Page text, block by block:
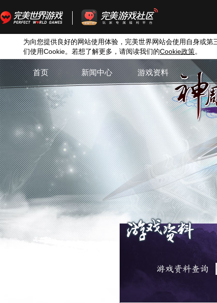
为向您提供良好的网站使用体验，完美世界网站会使用自身或第
们使用Cookie。若想了解更多，请阅读我们的Cookie政策。
首页 新闻中心 游戏资料